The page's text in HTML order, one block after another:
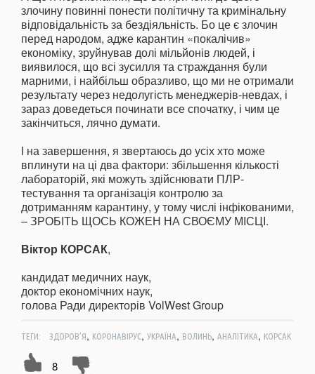
злочину повинні понести політичну та кримінальну
відповідальність за бездіяльність. Бо це є злочин
перед народом, адже карантин «покалічив»
економіку, зруйнував долі мільйонів людей, і
виявилося, що всі зусилля та страждання були
марними, і найбільш образливо, що ми не отримали
результату через недолугість менеджерів-невдах, і
зараз доведеться починати все спочатку, і чим це
закінчиться, лячно думати.
І на завершення, я звертаюсь до усіх хто може
вплинути на ці два фактори: збільшення кількості
лабораторій, які можуть здійснювати ПЛР-
тестування та організація контролю за
дотриманням карантину, у тому числі інфікованими,
– ЗРОБІТЬ ЩОСЬ КОЖЕН НА СВОЄМУ МІСЦІ.
Віктор КОРСАК,
кандидат медичних наук,
доктор економічних наук,
голова Ради директорів VolWest Group
ТЕГИ: ЗДОРОВ’Я, КОРОНАВІРУС, УКРАЇНА, ВОЛИНЬ, АНАЛІТИКА, КОРСАК
8